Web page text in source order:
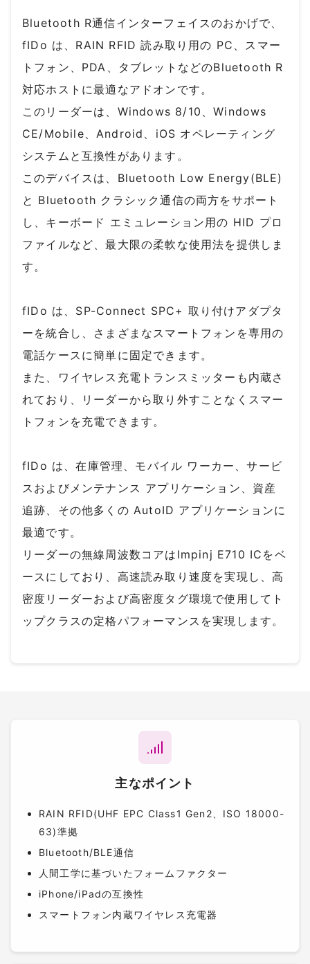
Bluetooth R通信インターフェイスのおかげで、
fIDo は、RAIN RFID 読み取り用の PC、スマー
トフォン、PDA、タブレットなどのBluetooth R
対応ホストに最適なアドオンです。
このリーダーは、Windows 8/10、Windows
CE/Mobile、Android、iOS オペレーティング
システムと互換性があります。
このデバイスは、Bluetooth Low Energy(BLE)
と Bluetooth クラシック通信の両方をサポート
し、キーボード エミュレーション用の HID プロ
ファイルなど、最大限の柔軟な使用法を提供しま
す。
fIDo は、SP-Connect SPC+ 取り付けアダプタ
ーを統合し、さまざまなスマートフォンを専用の
電話ケースに簡単に固定できます。
また、ワイヤレス充電トランスミッターも内蔵さ
れており、リーダーから取り外すことなくスマー
トフォンを充電できます。
fIDo は、在庫管理、モバイル ワーカー、サービ
スおよびメンテナンス アプリケーション、資産
追跡、その他多くの AutoID アプリケーションに
最適です。
リーダーの無線周波数コアはImpinj E710 ICをベ
ースにしており、高速読み取り速度を実現し、高
密度リーダーおよび高密度タグ環境で使用してト
ップクラスの定格パフォーマンスを実現します。
主なポイント
RAIN RFID(UHF EPC Class1 Gen2、ISO 18000-
63)準拠
Bluetooth/BLE通信
人間工学に基づいたフォームファクター
iPhone/iPadの互換性
スマートフォン内蔵ワイヤレス充電器